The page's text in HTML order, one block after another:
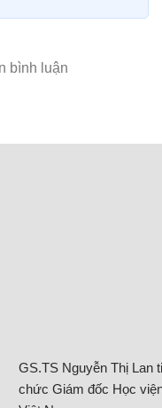
GS.TS Nguyễn Thị Lan
chức Giám đốc Học